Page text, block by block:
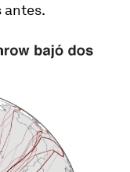
antes.